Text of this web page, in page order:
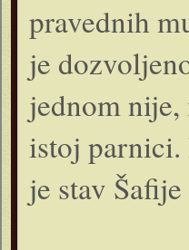
pravednih
je
jednom
istoj parnici.
je stav